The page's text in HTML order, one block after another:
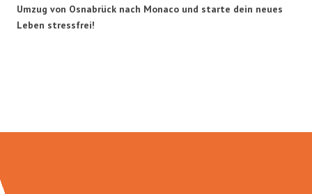
Umzug von Osnabrück nach Monaco und starte dein neues
Leben stressfrei!